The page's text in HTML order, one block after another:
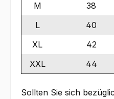
M
38
L
40
XL
42
XXL
44
Sollten Sie sich